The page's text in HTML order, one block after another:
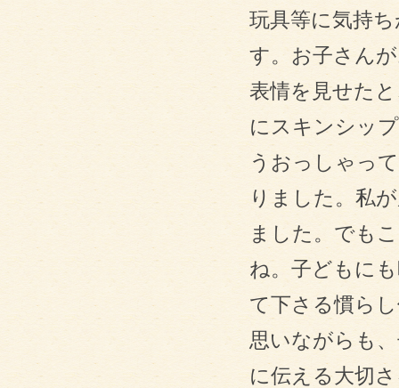
玩具等に気持
す。お子さん
表情を見せた
にスキンシッ
うおっしゃっ
りました。私
ました。でも
ね。子どもに
て下さる慣ら
思いながらも
に伝える大切